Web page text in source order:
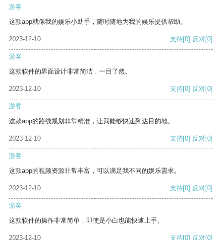
游客
这款app就像我的娱乐小助手，随时随地为我的娱乐提供帮助。
2023-12-10 支持[0] 反对[0]
游客
这款软件的界面设计非常简洁，一目了然。
2023-12-10 支持[0] 反对[0]
游客
这款app的路线规划非常精准，让我能够快速到达目的地。
2023-12-10 支持[0] 反对[0]
游客
这款app的视频资源非常丰富，可以满足我不同的娱乐需求。
2023-12-10 支持[0] 反对[0]
游客
这款软件的操作非常简单，即使是小白也能快速上手。
2023-12-10 支持[0] 反对[0]